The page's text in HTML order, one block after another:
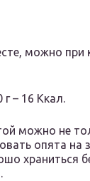
можно при
– 16 Ккал.
можно не
опята на
храниться